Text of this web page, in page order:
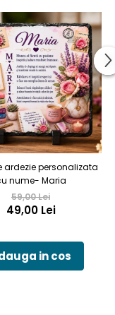
ardezie personalizata
nume- Maria
59,00 Lei
49,00 Lei
in cos